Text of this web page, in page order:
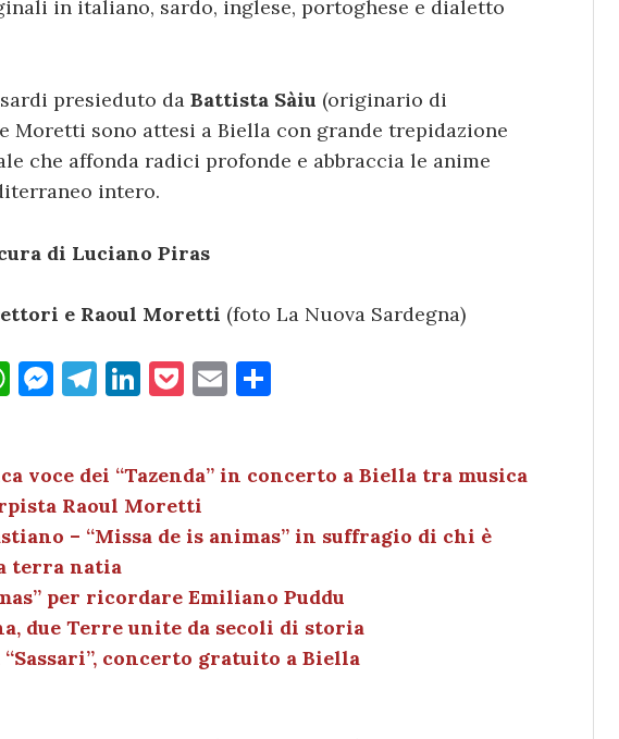
in italiano, sardo, inglese, portoghese e dialetto
presieduto da Battista Sàiu (originario di
Moretti sono attesi a Biella con grande trepidazione
che affonda radici profonde e abbraccia le anime
intero.
di Luciano Piras
e Raoul Moretti (foto La Nuova Sardegna)
W
s
A
p
p
M
n
g
er
T
gr
a
m
Li
e
dI
n
P
k
et
E
l di
vi
di
voce dei “Tazenda” in concerto a Biella tra musica
Raoul Moretti
– “Missa de is animas” in suffragio di chi è
terra natia
per ricordare Emiliano Puddu
due Terre unite da secoli di storia
concerto gratuito a Biella